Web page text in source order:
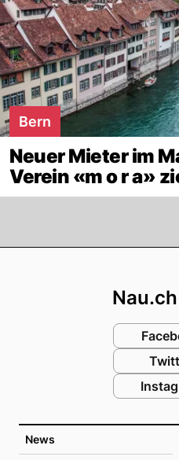
Bern
Neuer Mieter im
Verein «m o r a»
News